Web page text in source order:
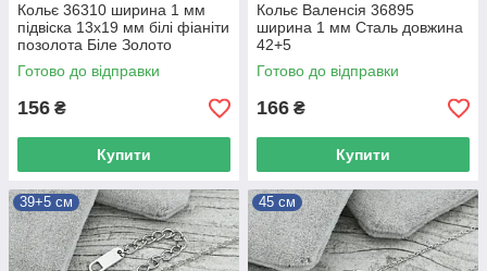
Кольє 36310 ширина 1 мм
підвіска 13х19 мм білі фіаніти
позолота Біле Золото
довжина 38+5
Готово до відправки
156 ₴
Купити
Кольє Валенсія 36895
ширина 1 мм Сталь довжина
42+5
Готово до відправки
166 ₴
Купити
39+5 см 45 см